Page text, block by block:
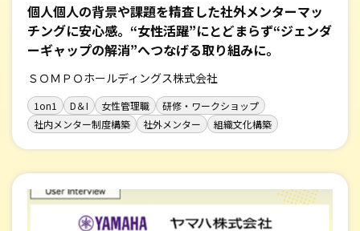
個人個人の背景や課題を精査した社外メンターマッ
チングに安心感。“女性活躍”にとどまらず“ジェンダ
ーギャップの解消”へつなげる取り組みに。
ＳＯＭＰＯホールディングス株式会社
1on1 D＆I 女性管理職
研修・ワークショップ
社内メンター制度構築
社外メンター 組織文化構築